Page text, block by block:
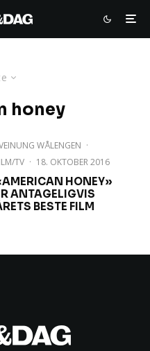
honey
WÅLENGEN ·
TV · 18. OKTOBER 2016
HONEY»
ANTAGELIGVIS
BESTE FILM